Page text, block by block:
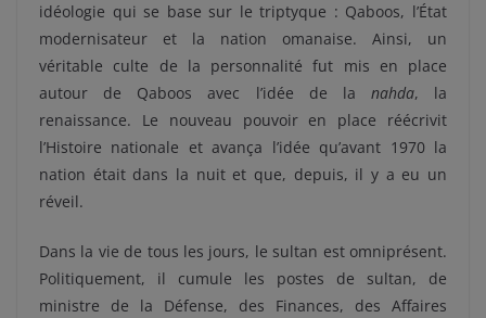
idéologie qui se base sur le triptyque : Qaboos, l’État
modernisateur et la nation omanaise. Ainsi, un
véritable culte de la personnalité fut mis en place
autour de Qaboos avec l’idée de la nahda, la
renaissance. Le nouveau pouvoir en place réécrivit
l’Histoire nationale et avança l’idée qu’avant 1970 la
nation était dans la nuit et que, depuis, il y a eu un
réveil.
Dans la vie de tous les jours, le sultan est omniprésent.
Politiquement, il cumule les postes de sultan, de
ministre de la Défense, des Finances, des Affaires